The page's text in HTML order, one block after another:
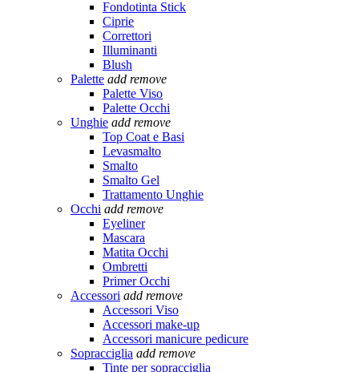
Fondotinta Stick
Ciprie
Correttori
Illuminanti
Blush
Palette add remove
Palette Viso
Palette Occhi
Unghie add remove
Top Coat e Basi
Levasmalto
Smalto
Smalto Gel
Trattamento Unghie
Occhi add remove
Eyeliner
Mascara
Matita Occhi
Ombretti
Primer Occhi
Accessori add remove
Accessori Viso
Accessori make-up
Accessori manicure pedicure
Sopracciglia add remove
Tinte per sopracciglia